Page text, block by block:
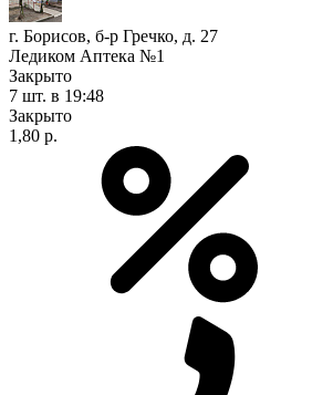
г. Борисов, б-р Гречко, д. 27
Ледиком Аптека №1
Закрыто
7 шт. в 19:48
Закрыто
1,80 р.